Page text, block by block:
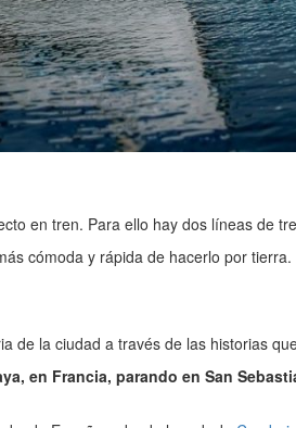
en tren. Para ello hay dos líneas de
cómoda y rápida de hacerlo por
la ciudad a través de las historias
en Francia, parando en San